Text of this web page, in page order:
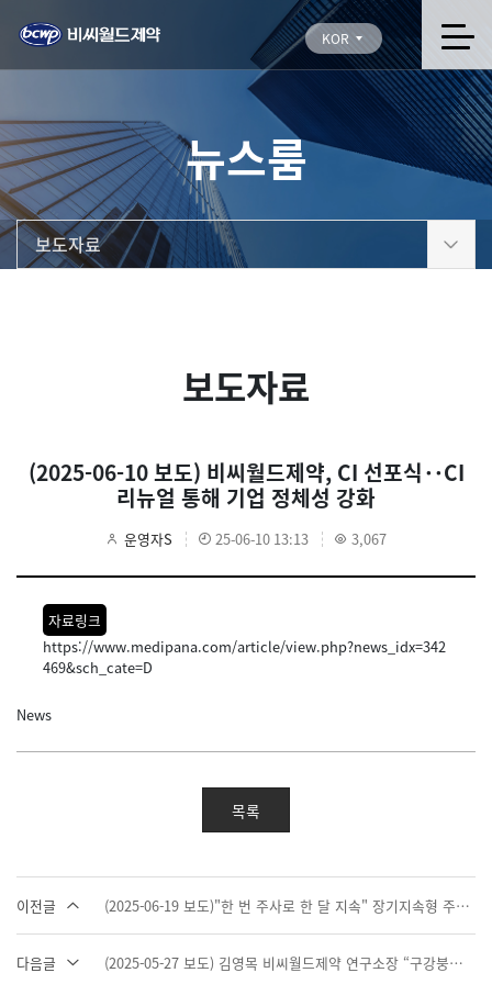
KOR
뉴스룸
보도자료
보도자료
(2025-06-10 보도) 비씨월드제약, CI 선포식‥CI
리뉴얼 통해 기업 정체성 강화
운영자S 25-06-10 13:13 3,067
자료링크
https://www.medipana.com/article/view.php?news_idx=342
469&sch_cate=D
News
목록
이전글 (2025-06-19 보도)"한 번 주사로 한 달 지속" 장기지속형 주사제, 신약개발 핵심 축 부상
다음글 (2025-05-27 보도) 김영목 비씨월드제약 연구소장 “구강붕해정 등 차세대 제형 개발 선도”